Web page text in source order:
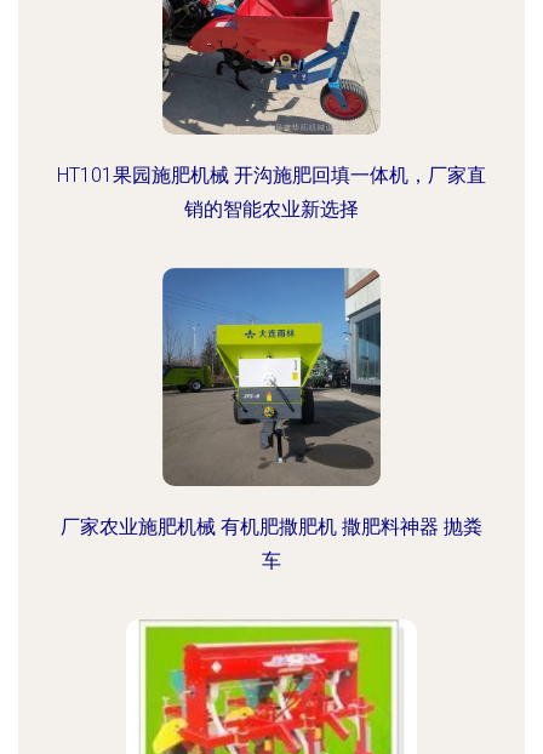
HT101果园施肥机械 开沟施肥回填一体机，厂家直
销的智能农业新选择
厂家农业施肥机械 有机肥撒肥机 撒肥料神器 抛粪
车